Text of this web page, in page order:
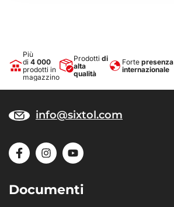
Più
di 4 000
prodotti in
magazzino
Prodotti di
alta
qualità
Forte presenza
internazionale
info@sixtol.com
Documenti